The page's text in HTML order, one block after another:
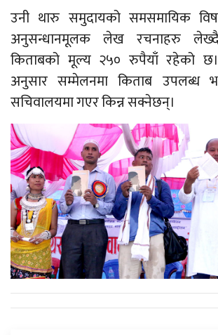
उनी थारु समुदायको समसमायिक
अनुसन्धानमूलक लेख रचनाहरु
किताबको मूल्य २५० रुपैयाँ रहेको
अनुसार सम्मेलनमा किताब उपलब्ध
सचिवालयमा गएर किन्न सक्नेछन्।